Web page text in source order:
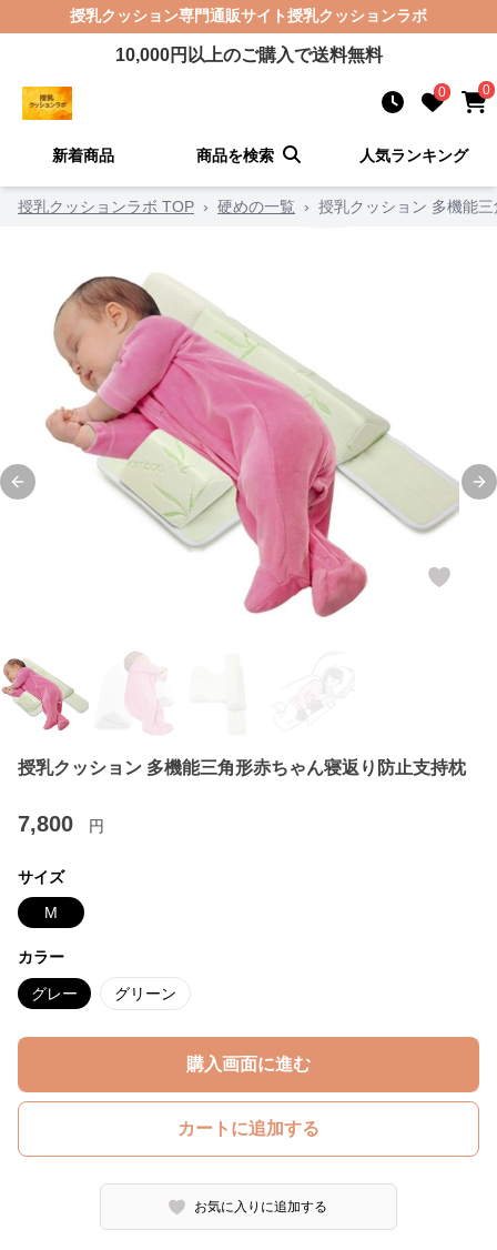
授乳クッション専門通販サイト授乳クッションラボ
10,000円以上のご購入で送料無料
0 0
新着商品 商品を検索 人気ランキング
授乳クッションラボ TOP › 硬めの一覧 › 授乳クッション 多機能
Previous slide
授乳クッション 多機能三角形赤ちゃん寝返り防止支持枕
7,800 円
サイズ
M
カラー
グレー グリーン
購入画面に進む
カートに追加する
お気に入りに追加する